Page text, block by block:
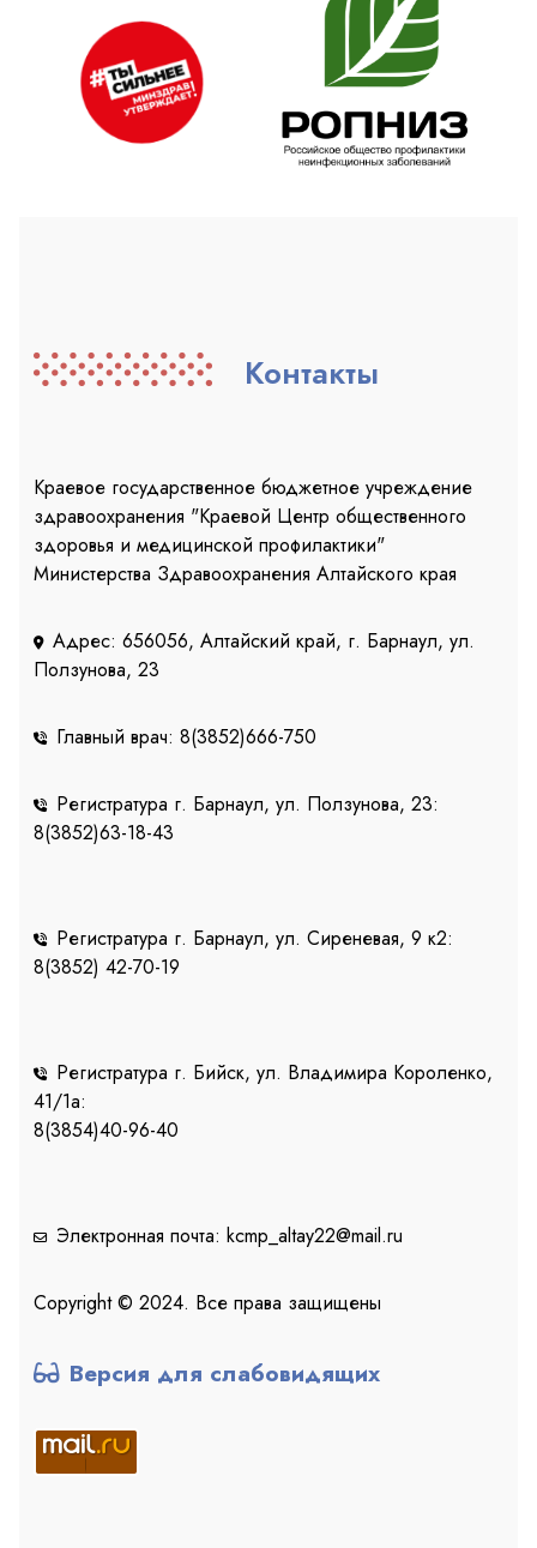
Контакты
Краевое государственное бюджетное учреждение
здравоохранения "Краевой Центр общественного
здоровья и медицинской профилактики"
Министерства Здравоохранения Алтайского края
Адрес: 656056, Алтайский край, г. Барнаул, ул.
Ползунова, 23
Главный врач: 8(3852)666-750
Регистратура г. Барнаул, ул. Ползунова, 23:
8(3852)63-18-43
Регистратура г. Барнаул, ул. Сиреневая, 9 к2:
8(3852) 42-70-19
Регистратура г. Бийск, ул. Владимира Короленко,
41/1a:
8(3854)40-96-40
Электронная почта: kcmp_altay22@mail.ru
Copyright © 2024. Все права защищены
Версия для слабовидящих